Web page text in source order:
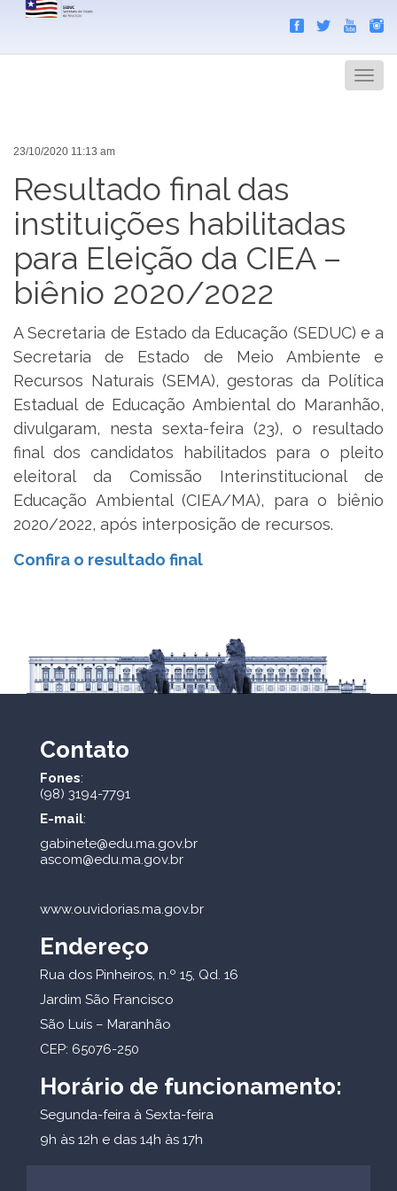
Menu
23/10/2020 11:13 am
Resultado final das
instituições habilitadas
para Eleição da CIEA –
biênio 2020/2022
A Secretaria de Estado da Educação (SEDUC) e a
Secretaria de Estado de Meio Ambiente e
Recursos Naturais (SEMA), gestoras da Política
Estadual de Educação Ambiental do Maranhão,
divulgaram, nesta sexta-feira (23), o resultado
final dos candidatos habilitados para o pleito
eleitoral da Comissão Interinstitucional de
Educação Ambiental (CIEA/MA), para o biênio
2020/2022, após interposição de recursos.
Confira o resultado final
Contato
Fones:
(98) 3194-7791
E-mail:
gabinete@edu.ma.gov.br
ascom@edu.ma.gov.br
www.ouvidorias.ma.gov.br
Endereço
Rua dos Pinheiros, n.º 15, Qd. 16
Jardim São Francisco
São Luís – Maranhão
CEP: 65076-250
Horário de funcionamento:
Segunda-feira à Sexta-feira
9h às 12h e das 14h às 17h